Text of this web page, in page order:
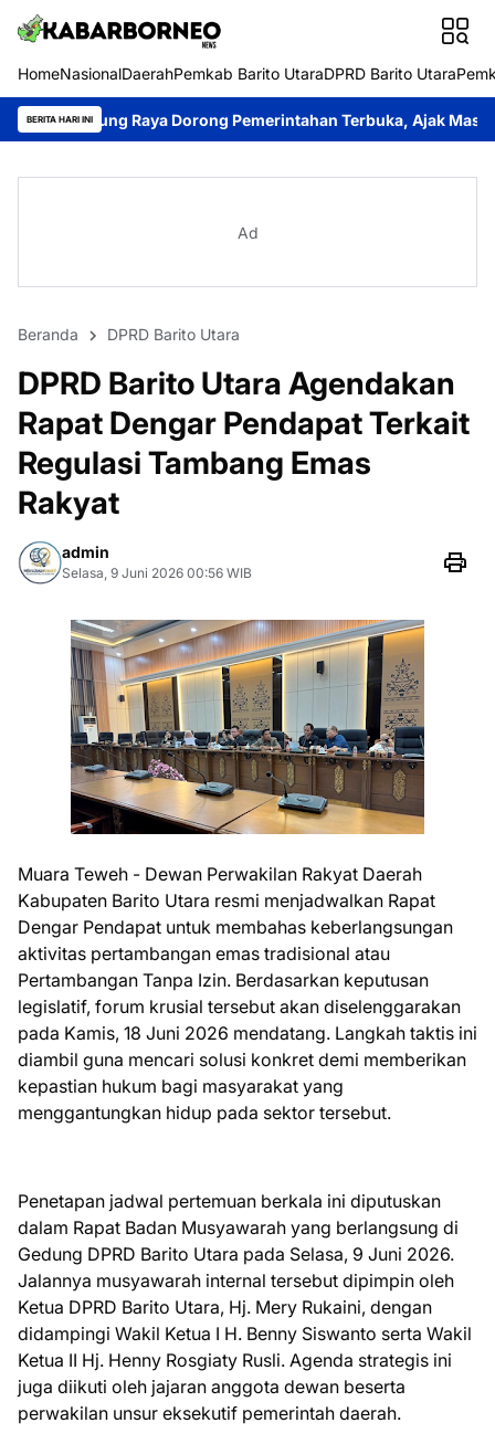
HomeNasionalDaerahPemkab Barito UtaraDPRD Barito Utara
BERITA HARI INI
Dorong Pemerintahan Terbuka, Ajak Masyarakat Aktif
Ad
Beranda DPRD Barito Utara
DPRD Barito Utara Agendakan
Rapat Dengar Pendapat Terkait
Regulasi Tambang Emas
Rakyat
admin
Selasa, 9 Juni 2026 00:56 WIB
Muara Teweh - Dewan Perwakilan Rakyat Daerah
Kabupaten Barito Utara resmi menjadwalkan Rapat
Dengar Pendapat untuk membahas keberlangsungan
aktivitas pertambangan emas tradisional atau
Pertambangan Tanpa Izin. Berdasarkan keputusan
legislatif, forum krusial tersebut akan diselenggarakan
pada Kamis, 18 Juni 2026 mendatang. Langkah taktis ini
diambil guna mencari solusi konkret demi memberikan
kepastian hukum bagi masyarakat yang
menggantungkan hidup pada sektor tersebut.
Penetapan jadwal pertemuan berkala ini diputuskan
dalam Rapat Badan Musyawarah yang berlangsung di
Gedung DPRD Barito Utara pada Selasa, 9 Juni 2026.
Jalannya musyawarah internal tersebut dipimpin oleh
Ketua DPRD Barito Utara, Hj. Mery Rukaini, dengan
didampingi Wakil Ketua I H. Benny Siswanto serta Wakil
Ketua II Hj. Henny Rosgiaty Rusli. Agenda strategis ini
juga diikuti oleh jajaran anggota dewan beserta
perwakilan unsur eksekutif pemerintah daerah.